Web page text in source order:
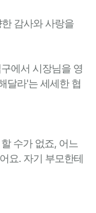
감사와 사랑을
에서 시장님을 영
달라'는 세세한 협
수가 없죠, 어느
요. 자기 부모한테